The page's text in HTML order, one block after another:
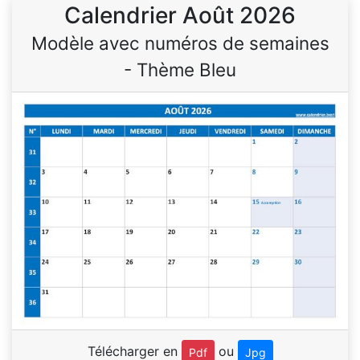
Calendrier Août 2026
Modèle avec numéros de semaines
- Thème Bleu
Télécharger en Pdf ou Jpg